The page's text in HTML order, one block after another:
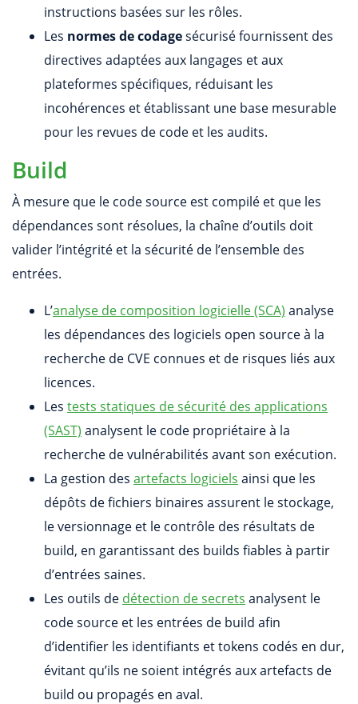
instructions basées sur les rôles.
Les normes de codagesécurisé fournissent des
directives adaptées aux langages et aux
plateformes spécifiques, réduisant les
incohérences et établissant une base mesurable
pour les revues de code et les audits.
Build
À mesure que le code source est compilé et que les
dépendances sont résolues, la chaîne d’outils doit
valider l’intégrité et la sécurité de l’ensemble des
entrées.
L’analyse de composition logicielle (SCA) analyse
les dépendances des logiciels open source à la
recherche de CVE connues et de risques liés aux
licences.
Les tests statiques de sécurité des applications
(SAST) analysent le code propriétaire à la
recherche de vulnérabilités avant son exécution.
La gestion des artefacts logiciels ainsi que les
dépôts de fichiers binaires assurent le stockage,
le versionnage et le contrôle des résultats de
build, en garantissant des builds fiables à partir
d’entrées saines.
Les outils de détection de secrets analysent le
code source et les entrées de build afin
d’identifier les identifiants et tokens codés en dur,
évitant qu’ils ne soient intégrés aux artefacts de
build ou propagés en aval.